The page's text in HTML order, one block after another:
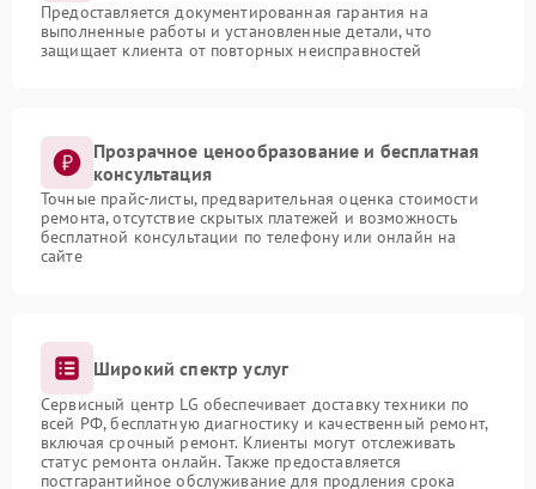
Предоставляется документированная гарантия на
выполненные работы и установленные детали, что
защищает клиента от повторных неисправностей
Прозрачное ценообразование и бесплатная
консультация
Точные прайс-листы, предварительная оценка стоимости
ремонта, отсутствие скрытых платежей и возможность
бесплатной консультации по телефону или онлайн на
сайте
Широкий спектр услуг
Сервисный центр LG обеспечивает доставку техники по
всей РФ, бесплатную диагностику и качественный ремонт,
включая срочный ремонт. Клиенты могут отслеживать
статус ремонта онлайн. Также предоставляется
постгарантийное обслуживание для продления срока